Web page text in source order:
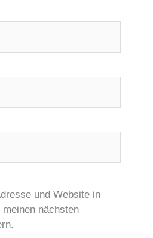
und Website in
nächsten